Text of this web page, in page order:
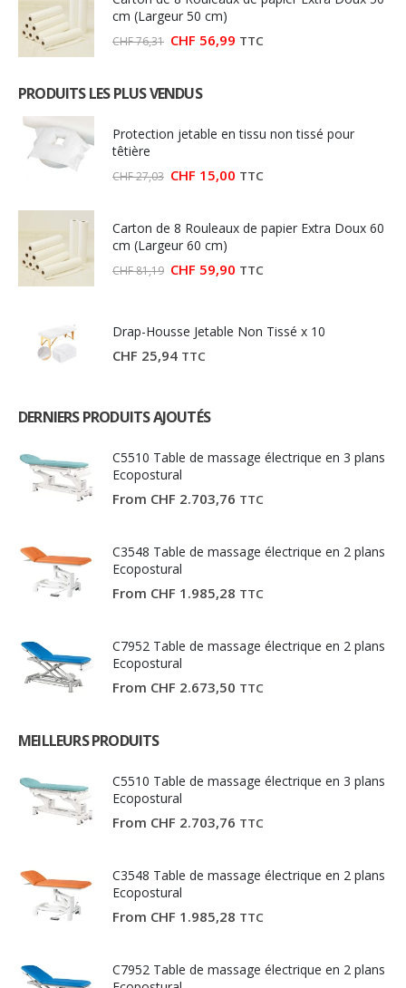
cm (Largeur 50 cm)
CHF76,31 Le
CHF 76,31.
CHF 56,99Le
TTC
PRODUITS LES PLUS VENDUS
Protection jetable en tissu non tissé pour
têtière
CHF27,03 Le
CHF 27,03.
CHF 15,00Le
CHF 15,00.
TTC
Carton de 8 Rouleaux de papier Extra Doux 60
cm (Largeur 60 cm)
CHF81,19 Le
CHF 81,19.
CHF 59,90Le
CHF 59,90.
TTC
Drap-Housse Jetable Non Tissé x 10
CHF 25,94 TTC
DERNIERS PRODUITS AJOUTÉS
C5510 Table de massage électrique en 3 plans
Ecopostural
From CHF 2.703,76 TTC
C3548 Table de massage électrique en 2 plans
Ecopostural
From CHF 1.985,28 TTC
C7952 Table de massage électrique en 2 plans
Ecopostural
From CHF 2.673,50 TTC
MEILLEURS PRODUITS
C5510 Table de massage électrique en 3 plans
Ecopostural
From CHF 2.703,76 TTC
C3548 Table de massage électrique en 2 plans
Ecopostural
From CHF 1.985,28 TTC
C7952 Table de massage électrique en 2 plans